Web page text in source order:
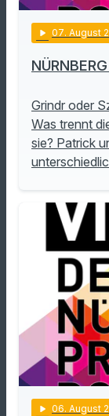
play_arrow 07. August
Grindr oder
Was trennt
sie? Patrick
play_arrow 06. August